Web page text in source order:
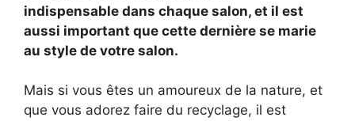
indispensable dans chaque salon, et il est
aussi important que cette dernière se marie
au style de votre salon.
Mais si vous êtes un amoureux de la nature, et
que vous adorez faire du recyclage, il est